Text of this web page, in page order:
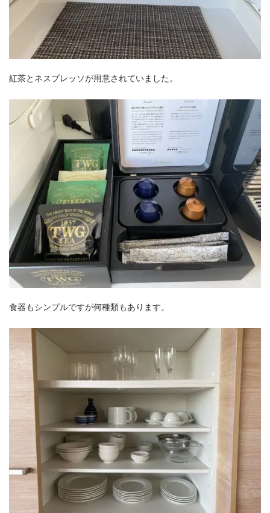
紅茶とネスプレッソが用意されていました。
食器もシンプルですが何種類もあります。